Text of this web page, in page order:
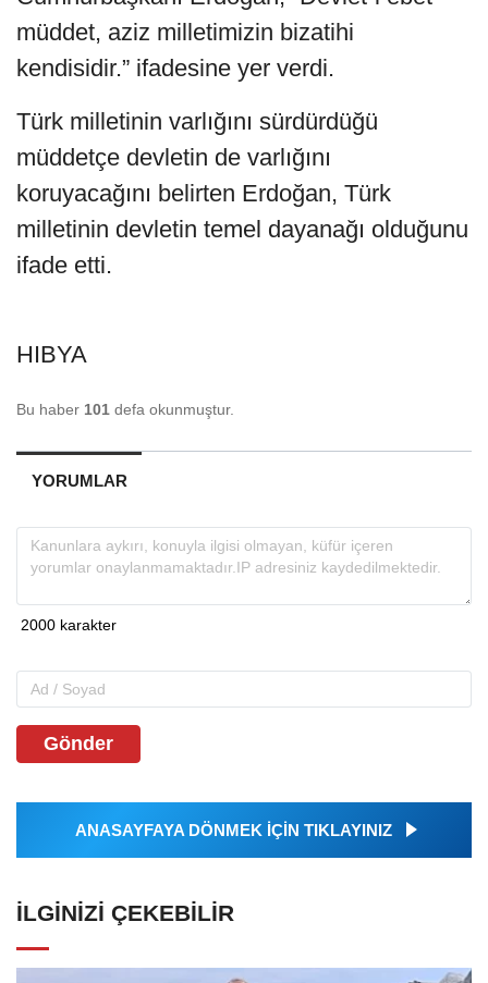
müddet, aziz milletimizin bizatihi
kendisidir.” ifadesine yer verdi.
Türk milletinin varlığını sürdürdüğü
müddetçe devletin de varlığını
koruyacağını belirten Erdoğan, Türk
milletinin devletin temel dayanağı olduğunu
ifade etti.
HIBYA
Bu haber 101 defa okunmuştur.
YORUMLAR
Gönder
ANASAYFAYA DÖNMEK İÇİN TIKLAYINIZ
İLGINIZI ÇEKEBILIR